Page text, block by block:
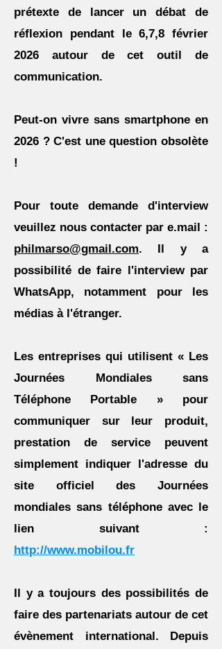
prétexte de lancer un débat de
réflexion pendant le 6,7,8 février
2026 autour de cet outil de
communication.
Peut-on vivre sans smartphone en
2026 ? C'est une question obsolète
!
Pour toute demande d'interview
veuillez nous contacter par e.mail :
philmarso@gmail.com. Il y a
possibilité de faire l'interview par
WhatsApp, notamment pour les
médias à l'étranger.
Les entreprises qui utilisent « Les
Journées Mondiales sans
Téléphone Portable » pour
communiquer sur leur produit,
prestation de service peuvent
simplement indiquer l'adresse du
site officiel des Journées
mondiales sans téléphone avec le
lien suivant :
http://www.mobilou.fr
Il y a toujours des possibilités de
faire des partenariats autour de cet
évènement international. Depuis